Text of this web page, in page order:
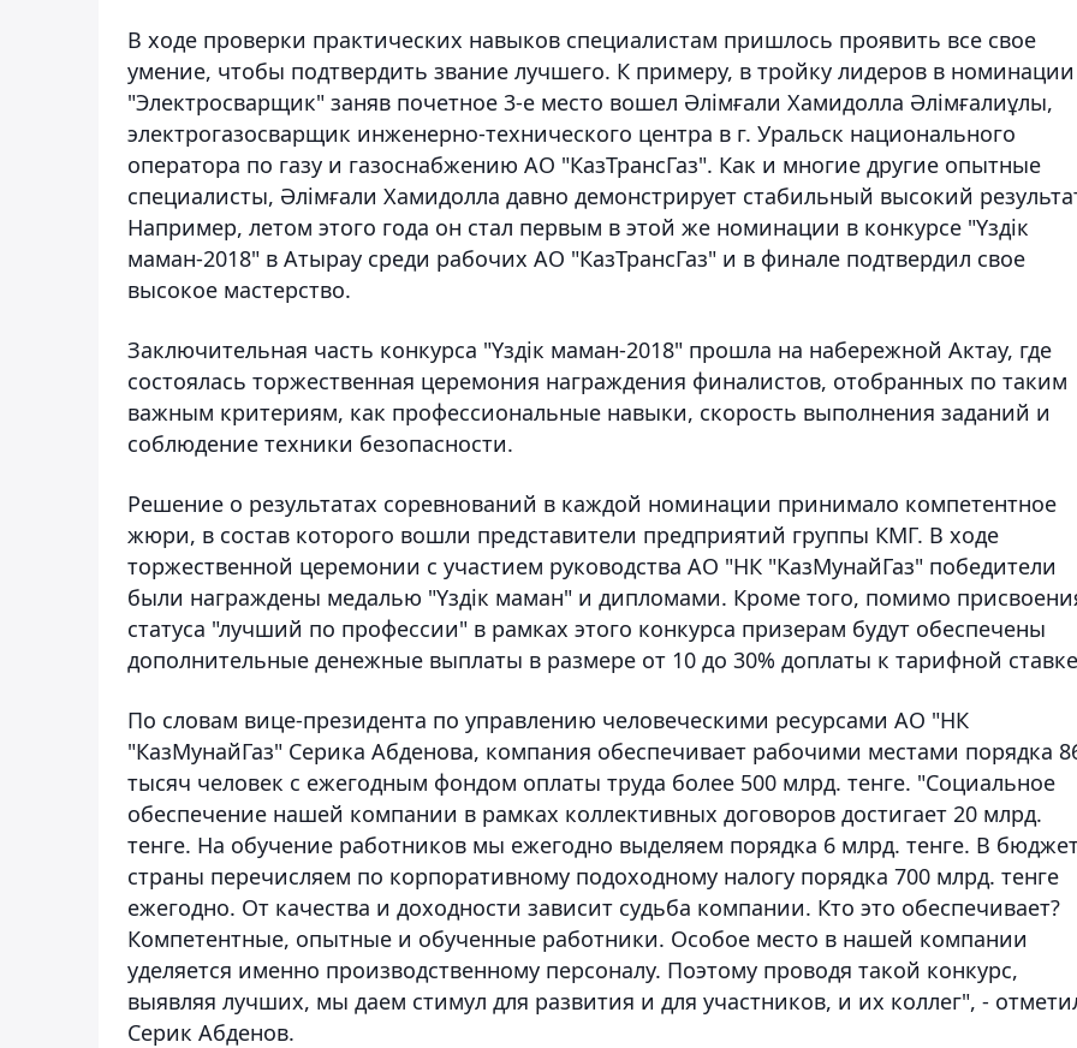
В ходе проверки практических навыков специалистам пришлось проявить все свое
умение, чтобы подтвердить звание лучшего. К примеру, в тройку лидеров в номинации
"Электросварщик" заняв почетное 3-е место вошел Әлімғали Хамидолла Әлімғалиұлы,
электрогазосварщик инженерно-технического центра в г. Уральск национального
оператора по газу и газоснабжению АО "КазТрансГаз". Как и многие другие опытные
специалисты, Әлімғали Хамидолла давно демонстрирует стабильный высокий
Например, летом этого года он стал первым в этой же номинации в конкурсе "Үздік
маман-2018" в Атырау среди рабочих АО "КазТрансГаз" и в финале подтвердил свое
высокое мастерство.
Заключительная часть конкурса "Үздік маман-2018" прошла на набережной Актау, где
состоялась торжественная церемония награждения финалистов, отобранных по таким
важным критериям, как профессиональные навыки, скорость выполнения заданий и
соблюдение техники безопасности.
Решение о результатах соревнований в каждой номинации принимало компетентное
жюри, в состав которого вошли представители предприятий группы КМГ. В ходе
торжественной церемонии с участием руководства АО "НК "КазМунайГаз" победители
были награждены медалью "Үздік маман" и дипломами. Кроме того, помимо
статуса "лучший по профессии" в рамках этого конкурса призерам будут обеспечены
дополнительные денежные выплаты в размере от 10 до 30% доплаты к тарифной
По словам вице-президента по управлению человеческими ресурсами АО "НК
"КазМунайГаз" Серика Абденова, компания обеспечивает рабочими местами порядка
тысяч человек с ежегодным фондом оплаты труда более 500 млрд. тенге. "Социальное
обеспечение нашей компании в рамках коллективных договоров достигает 20 млрд.
тенге. На обучение работников мы ежегодно выделяем порядка 6 млрд. тенге. В
страны перечисляем по корпоративному подоходному налогу порядка 700 млрд. тенге
ежегодно. От качества и доходности зависит судьба компании. Кто это обеспечивает?
Компетентные, опытные и обученные работники. Особое место в нашей компании
уделяется именно производственному персоналу. Поэтому проводя такой конкурс,
выявляя лучших, мы даем стимул для развития и для участников, и их коллег", -
Серик Абденов.